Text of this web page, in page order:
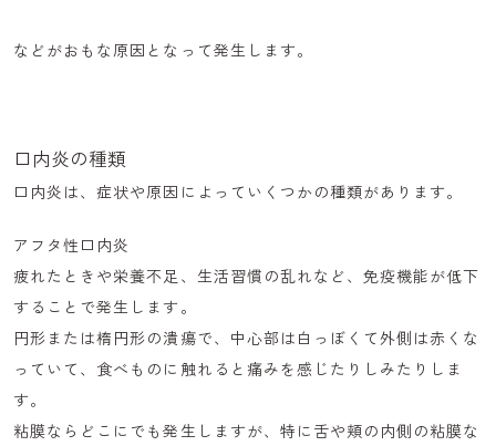
などがおもな原因となって発生します。
口内炎の種類
口内炎は、症状や原因によっていくつかの種類があります。
アフタ性口内炎
疲れたときや栄養不足、生活習慣の乱れなど、免疫機能が低下
することで発生します。
円形または楕円形の潰瘍で、中心部は白っぼくて外側は赤くな
っていて、食べものに触れると痛みを感じたりしみたりしま
す。
粘膜ならどこにでも発生しますが、特に舌や頬の内側の粘膜な